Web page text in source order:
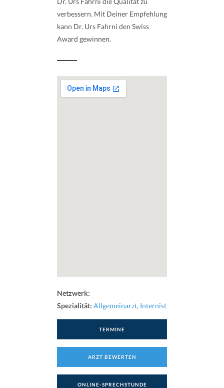
verbessern. Mit Deiner Empfehlung
kann Dr. Urs Fahrni den Swiss
Award gewinnen.
Netzwerk:
Spezialität: Allgemeinarzt, Internist
TERMINE
ARZT BEWERTEN
ONLINE-SPRECHSTUNDE